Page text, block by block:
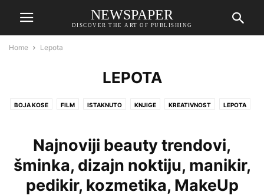
NEWSPAPER
DISCOVER THE ART OF PUBLISHING
Home Lepota
LEPOTA
BOJA KOSE FILM ISTAKNUTO KNJIGE KREATIVNOST LEPOTA
PARFEMI PIĆA POPULARNE FRIZURE POZNATI PUTOVANJA
SATOVI SAVETI ŠMINKA ŠOPING TEHNOLOGIJA
UREĐENJE DOMA VESTI ZABAVA ZANIMLJIVOSTI ZDRAVLJE
Najnoviji beauty trendovi,
šminka, dizajn noktiju, manikir,
pedikir, kozmetika, MakeUp